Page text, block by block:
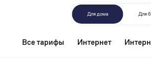
Для дома Для
Все тарифы Интернет